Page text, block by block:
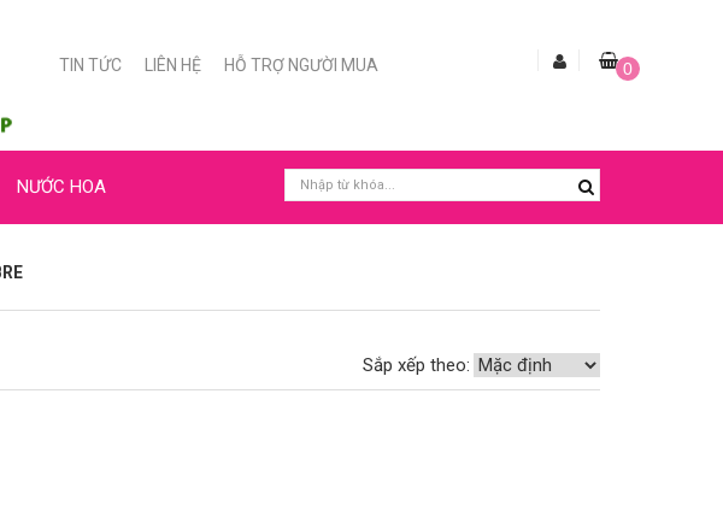
TIN TỨC LIÊN HỆ HỖ TRỢ NGƯỜI MUA 0
NƯỚC HOA
Sắp xếp theo: